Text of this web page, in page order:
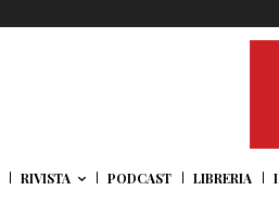
RIVISTA PODCAST LIBRERIA